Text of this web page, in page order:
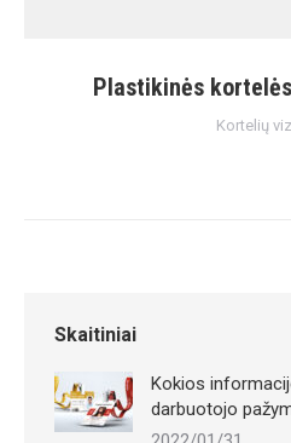
Plastikinės
Kortelių
Skaitiniai
Kokios
darbuotojo